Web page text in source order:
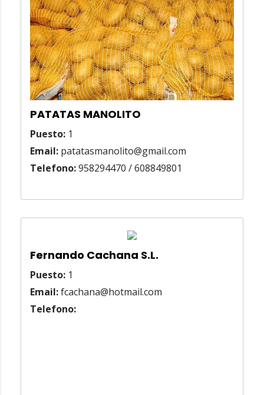
PATATAS MANOLITO
Puesto: 1
Email: patatasmanolito@gmail.com
Telefono:958294470 / 608849801
Fernando Cachana S.L.
Puesto: 1
Email:fcachana@hotmail.com
Telefono: